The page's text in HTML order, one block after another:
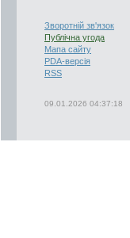
Зворотній зв'язок
Публічна угода
Мапа сайту
PDA-версія
RSS
09.01.2026 04:37:18